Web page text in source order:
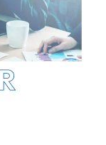
者の方